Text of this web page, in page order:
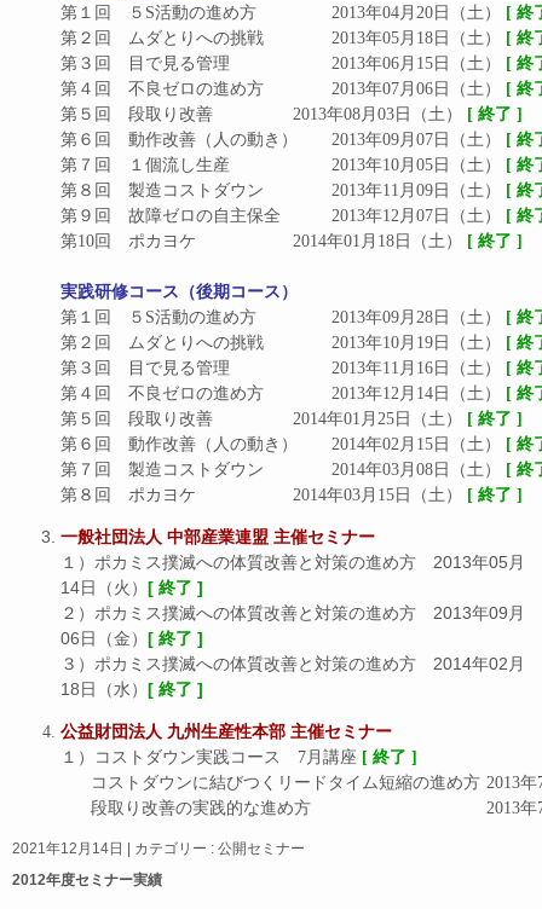
第１回　５S活動の進め方		2013年04月20日（土）
[ 終
第２回　ムダとりへの挑戦		2013年05月18日（土）
[ 終
第３回　目で見る管理			2013年06月15日（土）
[ 終
第４回　不良ゼロの進め方		2013年07月06日（土）
[ 終
第５回　段取り改善			2013年08月03日（土）
[ 終了 ]
第６回　動作改善（人の動き）	2013年09月07日（土）
[ 終
第７回　１個流し生産			2013年10月05日（土）
[ 終
第８回　製造コストダウン		2013年11月09日（土）
[ 終
第９回　故障ゼロの自主保全		2013年12月07日（土）
[ 終
第10回　ポカヨケ			2014年01月18日（土）
[ 終了 ]
実践研修コース（後期コース）
第１回　５S活動の進め方		2013年09月28日（土）
[ 終
第２回　ムダとりへの挑戦		2013年10月19日（土）
[ 終
第３回　目で見る管理			2013年11月16日（土）
[ 終
第４回　不良ゼロの進め方		2013年12月14日（土）
[ 終
第５回　段取り改善			2014年01月25日（土）
[ 終了 ]
第６回　動作改善（人の動き）	2014年02月15日（土）
[ 終
第７回　製造コストダウン		2014年03月08日（土）
[ 終
第８回　ポカヨケ			2014年03月15日（土）
[ 終了 ]
一般社団法人 中部産業連盟 主催セミナー
１）ポカミス撲滅への体質改善と対策の進め方 2013年05月
14日（火） [ 終了 ]
２）ポカミス撲滅への体質改善と対策の進め方 2013年09月
06日（金） [ 終了 ]
３）ポカミス撲滅への体質改善と対策の進め方 2014年02月
18日（水） [ 終了 ]
公益財団法人 九州生産性本部 主催セミナー
１）コストダウン実践コース　7月講座 [ 終了 ]
コストダウンに結びつ
段取り改善の実践
2021年12月14日 カテゴリー : 公開セミナー
2012年度セミナー実績